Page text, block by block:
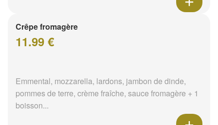
Crêpe fromagère
11.99 €
Emmental, mozzarella, lardons, jambon de dinde,
pommes de terre, crème fraîche, sauce fromagère + 1
boisson...